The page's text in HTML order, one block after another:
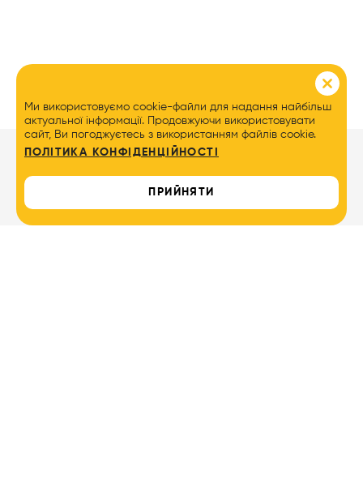
MRIYDIY Shop
Ми використовуємо cookie-файли для надання найбільш
актуальної інформації. Продовжуючи використовувати
сайт, Ви погоджуєтесь з використанням файлів cookie.
ПОЛІТИКА КОНФІДЕНЦІЙНОСТІ
ПРИЙНЯТИ